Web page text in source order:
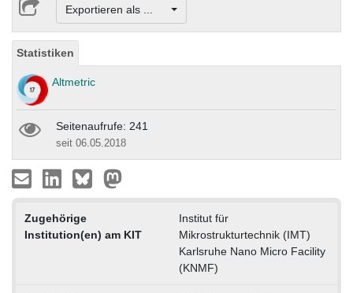
Exportieren als ...
Statistiken
Altmetric
Seitenaufrufe: 241
seit 06.05.2018
Zugehörige
Institution(en) am KIT
Institut für
Mikrostrukturtechnik (IMT)
Karlsruhe Nano Micro Facility
(KNMF)